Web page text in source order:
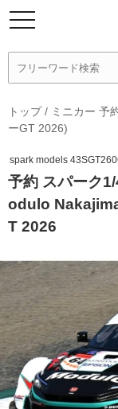
トップ/ ミニカー 予
ーGT 2026)
spark models
予約 スパーク
odulo
T 2026